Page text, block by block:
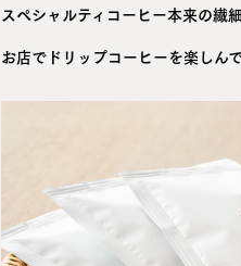
スペシャルティコーヒー本来の繊
お店でドリップコーヒーを楽しん